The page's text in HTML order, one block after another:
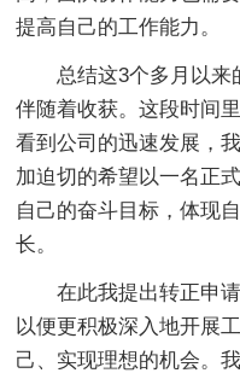
提高自己的工作能力。
总结这3个多月以来
伴随着收获。这段时间
看到公司的迅速发展，
加迫切的希望以一名正
自己的奋斗目标，体现
长。
在此我提出转正申请
以便更积极深入地开展
己、实现理想的机会。